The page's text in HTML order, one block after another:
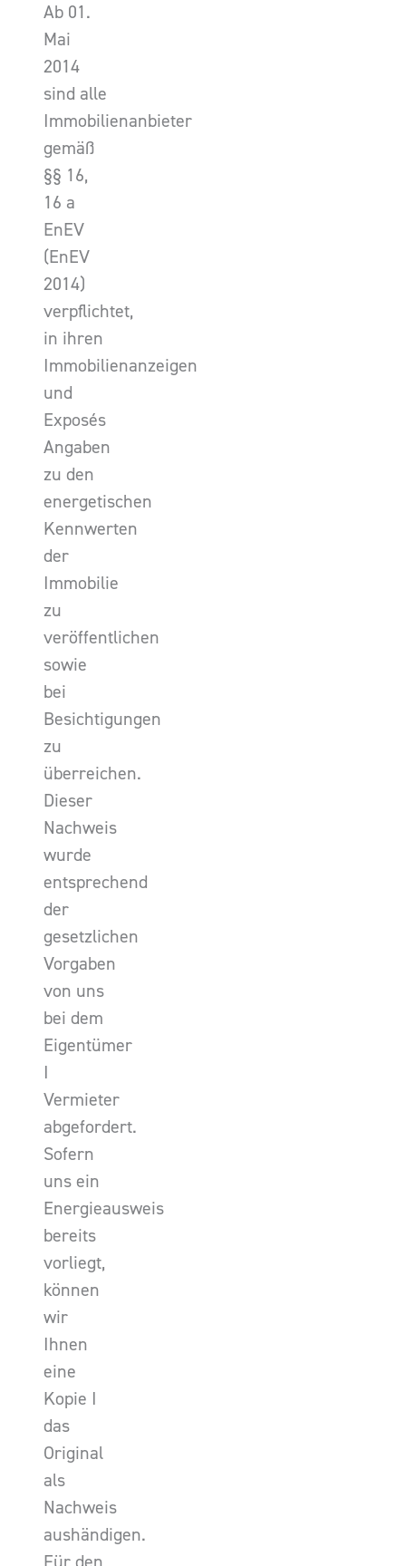
Ab 01.
Mai
2014
sind alle
Immobilienanbieter
gemäß
§§ 16,
16 a
EnEV
(EnEV
2014)
verpflichtet,
in ihren
Immobilienanzeigen
und
Exposés
Angaben
zu den
energetischen
Kennwerten
der
Immobilie
zu
veröffentlichen
sowie
bei
Besichtigungen
zu
überreichen.
Dieser
Nachweis
wurde
entsprechend
der
gesetzlichen
Vorgaben
von uns
bei dem
Eigentümer
I
Vermieter
abgefordert.
Sofern
uns ein
Energieausweis
bereits
vorliegt,
können
wir
Ihnen
eine
Kopie I
das
Original
als
Nachweis
aushändigen.